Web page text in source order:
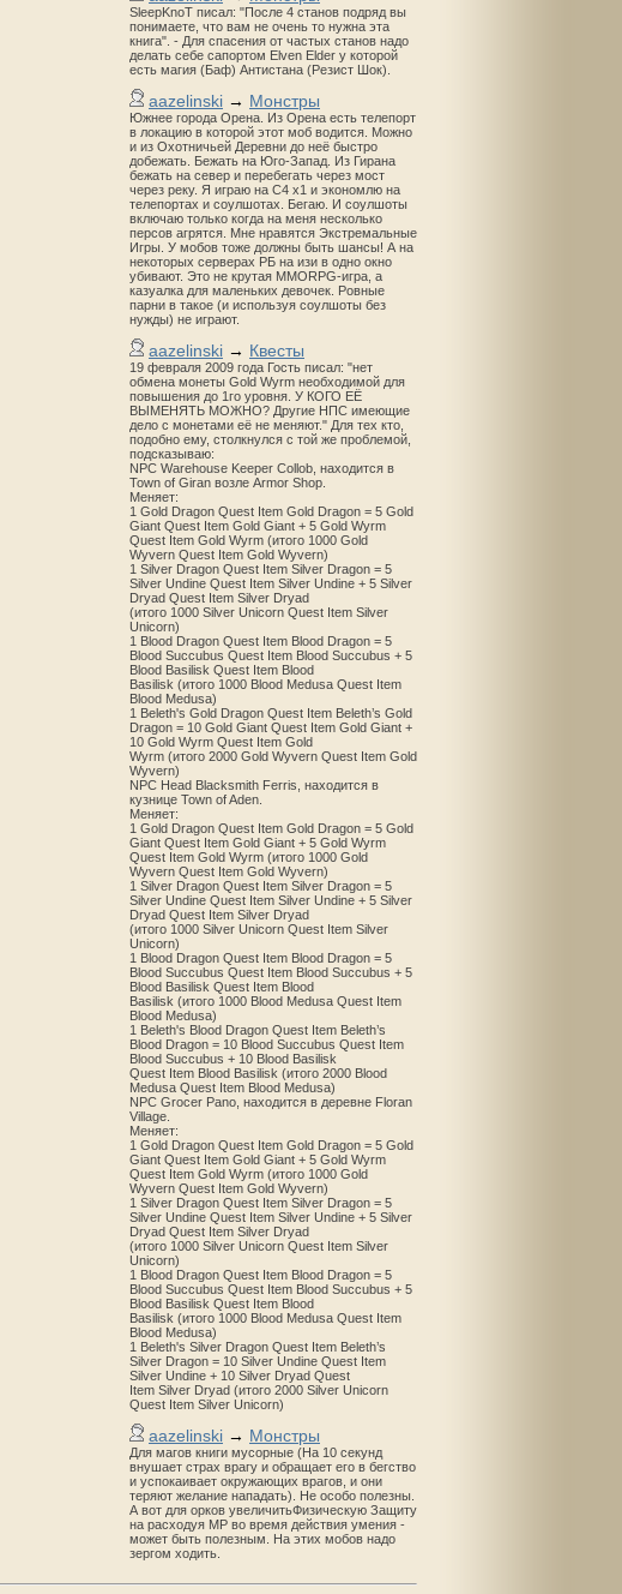
SleepKnoT писал: "После 4 станов подряд вы
понимаете, что вам не очень то нужна эта
книга". - Для спасения от частых станов надо
делать себе сапортом Elven Elder у которой
есть магия (Баф) Антистана (Резист Шок).
aazelinski → Монстры
Южнее города Орена. Из Орена есть телепорт
в локацию в которой этот моб водится. Можно
и из Охотничьей Деревни до неё быстро
добежать. Бежать на Юго-Запад. Из Гирана
бежать на север и перебегать через мост
через реку. Я играю на С4 х1 и экономлю на
телепортах и соулшотах. Бегаю. И соулшоты
включаю только когда на меня несколько
персов агрятся. Мне нравятся Экстремальные
Игры. У мобов тоже должны быть шансы! А на
некоторых серверах РБ на изи в одно окно
убивают. Это не крутая MMORPG-игра, а
казуалка для маленьких девочек. Ровные
парни в такое (и используя соулшоты без
нужды) не играют.
aazelinski → Квесты
19 февраля 2009 года Гость писал: "нет
обмена монеты Gold Wyrm необходимой для
повышения до 1го уровня. У КОГО ЕЁ
ВЫМЕНЯТЬ МОЖНО? Другие НПС имеющие
дело с монетами её не меняют." Для тех кто,
подобно ему, столкнулся с той же проблемой,
подсказываю:
NPC Warehouse Keeper Collob, находится в
Town of Giran возле Armor Shop.
Меняет:
1 Gold Dragon Quest Item Gold Dragon = 5 Gold
Giant Quest Item Gold Giant + 5 Gold Wyrm
Quest Item Gold Wyrm (итого 1000 Gold
Wyvern Quest Item Gold Wyvern)
1 Silver Dragon Quest Item Silver Dragon = 5
Silver Undine Quest Item Silver Undine + 5 Silver
Dryad Quest Item Silver Dryad
(итого 1000 Silver Unicorn Quest Item Silver
Unicorn)
1 Blood Dragon Quest Item Blood Dragon = 5
Blood Succubus Quest Item Blood Succubus + 5
Blood Basilisk Quest Item Blood
Basilisk (итого 1000 Blood Medusa Quest Item
Blood Medusa)
1 Beleth's Gold Dragon Quest Item Beleth’s Gold
Dragon = 10 Gold Giant Quest Item Gold Giant +
10 Gold Wyrm Quest Item Gold
Wyrm (итого 2000 Gold Wyvern Quest Item Gold
Wyvern)
NPC Head Blacksmith Ferris, находится в
кузнице Town of Aden.
Меняет:
1 Gold Dragon Quest Item Gold Dragon = 5 Gold
Giant Quest Item Gold Giant + 5 Gold Wyrm
Quest Item Gold Wyrm (итого 1000 Gold
Wyvern Quest Item Gold Wyvern)
1 Silver Dragon Quest Item Silver Dragon = 5
Silver Undine Quest Item Silver Undine + 5 Silver
Dryad Quest Item Silver Dryad
(итого 1000 Silver Unicorn Quest Item Silver
Unicorn)
1 Blood Dragon Quest Item Blood Dragon = 5
Blood Succubus Quest Item Blood Succubus + 5
Blood Basilisk Quest Item Blood
Basilisk (итого 1000 Blood Medusa Quest Item
Blood Medusa)
1 Beleth's Blood Dragon Quest Item Beleth’s
Blood Dragon = 10 Blood Succubus Quest Item
Blood Succubus + 10 Blood Basilisk
Quest Item Blood Basilisk (итого 2000 Blood
Medusa Quest Item Blood Medusa)
NPC Grocer Pano, находится в деревне Floran
Village.
Меняет:
1 Gold Dragon Quest Item Gold Dragon = 5 Gold
Giant Quest Item Gold Giant + 5 Gold Wyrm
Quest Item Gold Wyrm (итого 1000 Gold
Wyvern Quest Item Gold Wyvern)
1 Silver Dragon Quest Item Silver Dragon = 5
Silver Undine Quest Item Silver Undine + 5 Silver
Dryad Quest Item Silver Dryad
(итого 1000 Silver Unicorn Quest Item Silver
Unicorn)
1 Blood Dragon Quest Item Blood Dragon = 5
Blood Succubus Quest Item Blood Succubus + 5
Blood Basilisk Quest Item Blood
Basilisk (итого 1000 Blood Medusa Quest Item
Blood Medusa)
1 Beleth's Silver Dragon Quest Item Beleth’s
Silver Dragon = 10 Silver Undine Quest Item
Silver Undine + 10 Silver Dryad Quest
Item Silver Dryad (итого 2000 Silver Unicorn
Quest Item Silver Unicorn)
aazelinski → Монстры
Для магов книги мусорные (На 10 секунд
внушает страх врагу и обращает его в бегство
и успокаивает окружающих врагов, и они
теряют желание нападать). Не особо полезны.
А вот для орков увеличитьФизическую Защиту
на расходуя MP во время действия умения -
может быть полезным. На этих мобов надо
зергом ходить.